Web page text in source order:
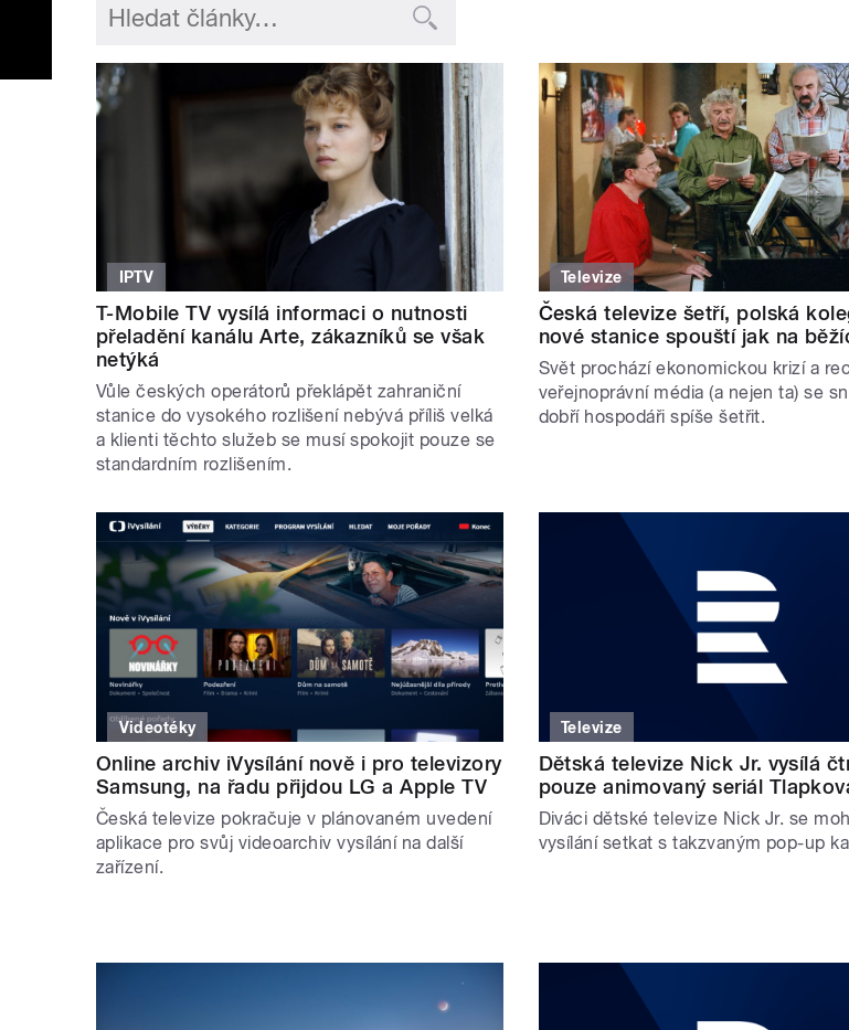
IPTV
T-Mobile TV vysílá informaci o nutnosti
přeladění kanálu Arte, zákazníků se však
netýká
Vůle českých operátorů překlápět zahraniční
stanice do vysokého rozlišení nebývá příliš velká
a klienti těchto služeb se musí spokojit pouze se
standardním rozlišením.
Televize
Česká televize šetří, polská
nové stanice spouští jak na
Svět prochází ekonomickou krizí a
veřejnoprávní média (a nejen ta) se
dobří hospodáři spíše šetřit.
Videotéky
Online archiv iVysílání nově i pro televizory
Samsung, na řadu přijdou LG a Apple TV
Česká televize pokračuje v plánovaném uvedení
aplikace pro svůj videoarchiv vysílání na další
zařízení.
Televize
Dětská televize Nick Jr. vysílá
pouze animovaný seriál
Diváci dětské televize Nick Jr. se
vysílání setkat s takzvaným pop-up